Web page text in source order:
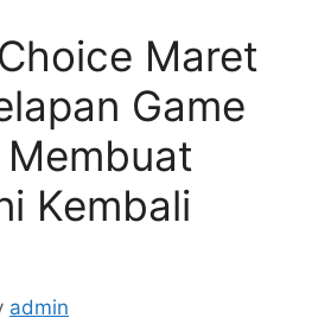
Maret
Game
Membuat
Kembali
admin